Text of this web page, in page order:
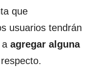
que
usuarios tendrán
a agregar alguna